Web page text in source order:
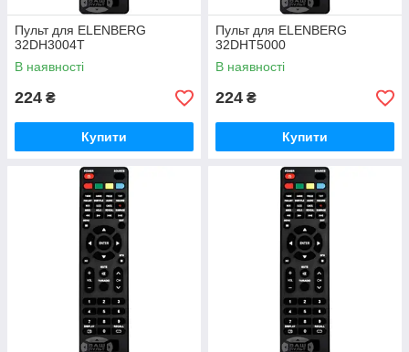
Пульт для ELENBERG
32DH3004T
В наявності
224 ₴
Купити
Пульт для ELENBERG
32DHT5000
В наявності
224 ₴
Купити